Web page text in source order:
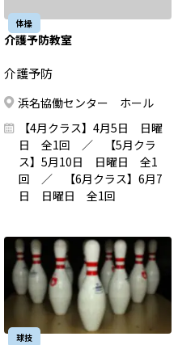
体操
介護予防教室
介護予防
浜名協働センター ホール
【4月クラス】4月5日 日曜
日 全1回 ／ 【5月クラ
ス】5月10日 日曜日 全1
回 ／ 【6月クラス】6月7
日 日曜日 全1回
球技